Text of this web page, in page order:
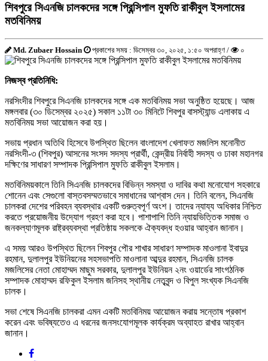
শিবপুরে সিএনজি চালকদের সঙ্গে প্রিন্সিপাল মুফতি রাকীবুল ইসলামের
মতবিনিময়
Md. Zubaer Hossain প্রকাশের সময় : ডিসেম্বর ৩০, ২০২৫, ১:৫০ অপরাহ্ণ / ০
নিজস্ব প্রতিনিধি:
নরসিংদীর শিবপুরে সিএনজি চালকদের সঙ্গে এক মতবিনিময় সভা অনুষ্ঠিত হয়েছে। আজ
মঙ্গলবার (৩০ ডিসেম্বর ২০২৫) সকাল ১১টা ৩০ মিনিটে শিবপুর বাসস্ট্যান্ড এলাকায় এ
মতবিনিময় সভা আয়োজন করা হয়।
সভায় প্রধান অতিথি হিসেবে উপস্থিত ছিলেন বাংলাদেশ খেলাফত মজলিস মনোনীত
নরসিংদী-৩ (শিবপুর) আসনের সংসদ সদস্য প্রার্থী, কেন্দ্রীয় নির্বাহী সদস্য ও ঢাকা মহানগর
দক্ষিণের সাধারণ সম্পাদক প্রিন্সিপাল মুফতি রাকীবুল ইসলাম।
মতবিনিময়কালে তিনি সিএনজি চালকদের বিভিন্ন সমস্যা ও দাবির কথা মনোযোগ সহকারে
শোনেন এবং সেগুলো বাস্তবসম্মতভাবে সমাধানের আশ্বাস দেন। তিনি বলেন, সিএনজি
চালকরা দেশের পরিবহন ব্যবস্থার একটি গুরুত্বপূর্ণ অংশ। তাদের ন্যায্য অধিকার নিশ্চিত
করতে প্রয়োজনীয় উদ্যোগ গ্রহণ করা হবে। পাশাপাশি তিনি ন্যায়ভিত্তিক সমাজ ও
জনকল্যাণমূলক রাষ্ট্রব্যবস্থা প্রতিষ্ঠায় সকলকে ঐক্যবদ্ধ হওয়ার আহ্বান জানান।
এ সময় আরও উপস্থিত ছিলেন শিবপুর পৌর শাখার সাধারণ সম্পাদক মাওলানা ইবাদুর
রহমান, দুলালপুর ইউনিয়নের সহসভাপতি মাওলানা আব্দুর রহমান, সিএনজি চালক
মজলিসের নেতা মোহাম্মদ মাছুম সরকার, দুলালপুর ইউনিয়ন ২নং ওয়ার্ডের সাংগঠনিক
সম্পাদক মোহাম্মদ রফিকুল ইসলাম জনিসহ স্থানীয় নেতৃবৃন্দ ও বিপুল সংখ্যক সিএনজি
চালক।
সভা শেষে সিএনজি চালকরা এমন একটি মতবিনিময় আয়োজন করায় সন্তোষ প্রকাশ
করেন এবং ভবিষ্যতেও এ ধরনের জনসংযোগমূলক কার্যক্রম অব্যাহত রাখার আহ্বান
জানান।